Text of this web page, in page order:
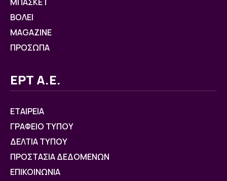
ΒOΛΕΙ
MAGAZINE
ΠΡΟΣΩΠΑ
ΕΡΤ Α.Ε.
ΕΤΑΙΡΕΙΑ
ΓΡΑΦΕΙΟ ΤΥΠΟΥ
ΔΕΛΤΙΑ ΤΥΠΟΥ
ΠΡΟΣΤΑΣΙΑ ΔΕΔΟΜΕΝΩΝ
ΕΠΙΚΟΙΝΩΝΙΑ